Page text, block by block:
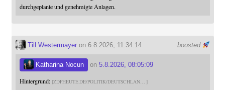
durchgeplante und genehmigte Anlagen.
boosted
Till Westermayeron 6.8.2026, 11:34:14
Katharina Nocun on 5.8.2026, 08:05:09
Hintergrund: ZDFHEUTE.DE/POLITIK/DEUTSCHLAN